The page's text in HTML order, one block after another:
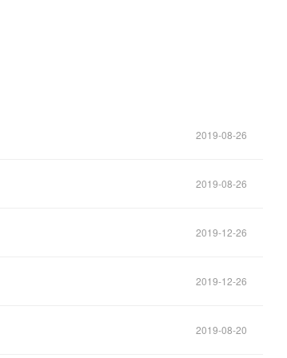
2019-08-26
2019-08-26
2019-12-26
2019-12-26
2019-08-20